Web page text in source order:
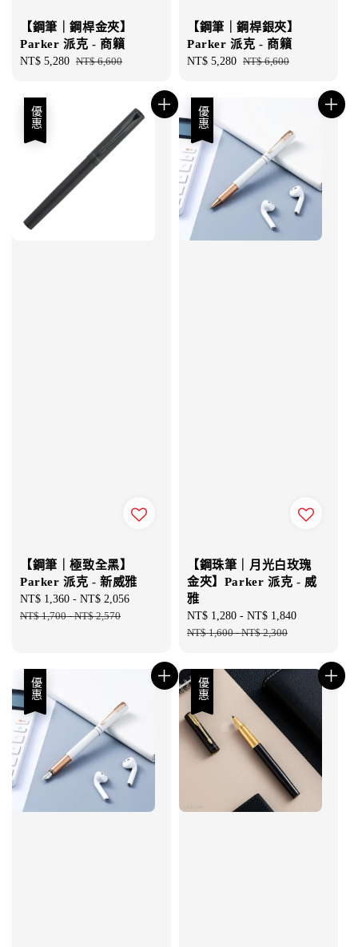
【鋼筆｜鋼桿金夾】
Parker 派克 - 商籟
Sale
NT$ 5,280 Regular
NT$ 6,600
【鋼筆｜鋼桿銀夾】
Parker 派克 - 商籟
Sale
NT$ 5,280 Regular
NT$ 6,600
優惠
【鋼筆｜極致全黑】
Parker 派克 - 新威雅
Sale
price
NT$ 1,360 - NT$ 2,056
NT$ 1,700-NT$ 2,570
優惠
【鋼珠筆｜月光白玫瑰
金夾】Parker 派克 - 威
雅
Sale
price
NT$ 1,280 - NT$ 1,840
NT$ 1,600-NT$ 2,300
優惠 優惠